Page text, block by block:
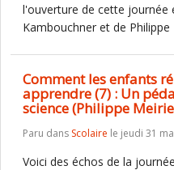
l'ouverture de cette journée
Kambouchner et de Philippe
Comment les enfants
apprendre (7) : Un
science (Philippe
Paru dans Scolaire le jeudi 31
Voici des échos de la